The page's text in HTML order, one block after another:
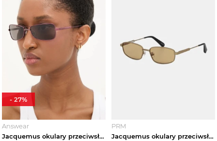
Answear
Jacquemus okulary przeciwsłoneczne STATZIONE fioletowy
- 27%
PRM
Jacquemus okulary przeciwsłoneczne SERA